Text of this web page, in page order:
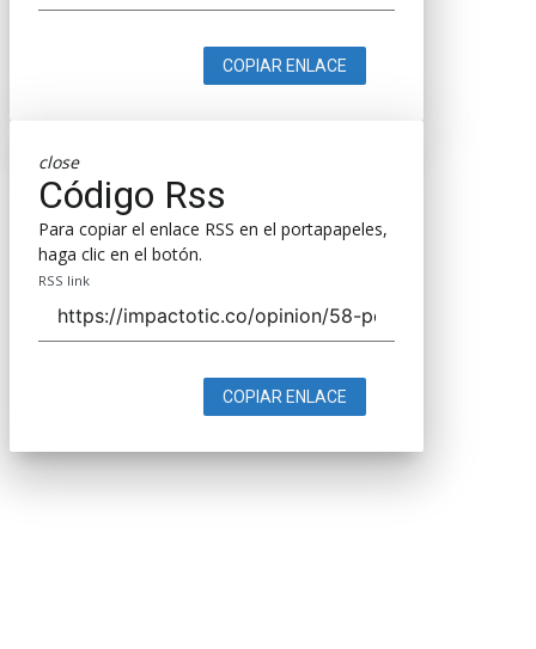
COPIAR ENLACE
close
Código Rss
Para copiar el enlace RSS en el portapapeles,
haga clic en el botón.
RSS link
COPIAR ENLACE